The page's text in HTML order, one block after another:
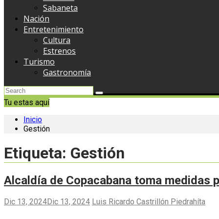
Sabaneta
Nación
Entretenimiento
Cultura
Estrenos
Turismo
Gastronomía
Tu estas aquí
Inicio
Gestión
Etiqueta: Gestión
Alcaldía de Copacabana toma medidas
Dic 13, 2024Dic 13, 2024 Luis Ricardo Castrillón Piedrahíta